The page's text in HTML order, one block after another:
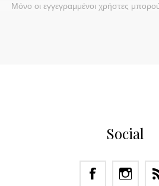
Μόνο οι εγγεγραμμένοι χρήστες
Social